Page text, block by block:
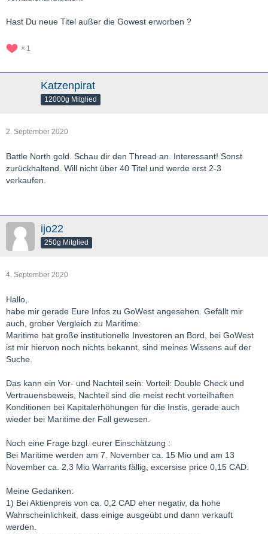
Hast Du neue Titel außer die Gowest erworben ?
1
Katzenpirat
12000g Mitglied
2. September 2020
Battle North gold. Schau dir den Thread an. Interessant! Sonst
zurückhaltend. Will nicht über 40 Titel und werde erst 2-3
verkaufen.
ijo22
250g Mitglied
4. September 2020
Hallo,
habe mir gerade Eure Infos zu GoWest angesehen. Gefällt mir
auch, grober Vergleich zu Maritime:
Maritime hat große institutionelle Investoren an Bord, bei GoWest
ist mir hiervon noch nichts bekannt, sind meines Wissens auf der
Suche.
Das kann ein Vor- und Nachteil sein: Vorteil: Double Check und
Vertrauensbeweis, Nachteil sind die meist recht vorteilhaften
Konditionen bei Kapitalerhöhungen für die Instis, gerade auch
wieder bei Maritime der Fall gewesen.
Noch eine Frage bzgl. eurer Einschätzung :
Bei Maritime werden am 7. November ca. 15 Mio und am 13
November ca. 2,3 Mio Warrants fällig, excersise price 0,15 CAD.
Meine Gedanken:
1) Bei Aktienpreis von ca. 0,2 CAD eher negativ, da hohe
Wahrscheinlichkeit, dass einige ausgeübt und dann verkauft
werden.